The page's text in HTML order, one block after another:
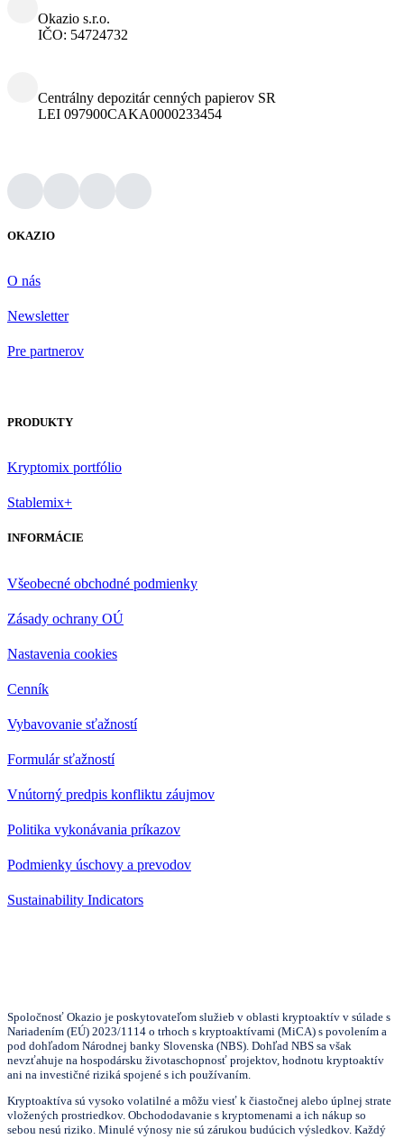
Okazio s.r.o.
IČO: 54724732
Centrálny depozitár cenných papierov SR
LEI 097900CAKA0000233454
OKAZIO
O nás
Newsletter
Pre partnerov
PRODUKTY
Kryptomix portfólio
Stablemix+
INFORMÁCIE
Všeobecné obchodné podmienky
Zásady ochrany OÚ
Nastavenia cookies
Cenník
Vybavovanie sťažností
Formulár sťažností
Vnútorný predpis konfliktu záujmov
Politika vykonávania príkazov
Podmienky úschovy a prevodov
Sustainability Indicators
Spoločnosť Okazio je poskytovateľom služieb v oblasti kryptoaktív v súlade s
Nariadením (EÚ) 2023/1114 o trhoch s kryptoaktívami (MiCA) s povolením a
pod dohľadom Národnej banky Slovenska (NBS). Dohľad NBS sa však
nevzťahuje na hospodársku životaschopnosť projektov, hodnotu kryptoaktív
ani na investičné riziká spojené s ich používaním.
Kryptoaktíva sú vysoko volatilné a môžu viesť k čiastočnej alebo úplnej strate
vložených prostriedkov. Obchododavanie s kryptomenami a ich nákup so
sebou nesú riziko. Minulé výnosy nie sú zárukou budúcich výsledkov. Každý